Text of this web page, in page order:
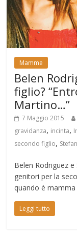
Mamme
Belen
figlio?
Martino…”
7 Maggio 2015
gravidanza, incinta,
secondo figlio,
Belen Rodriguez
genitori per la
quando è mamma
Leggi tutto